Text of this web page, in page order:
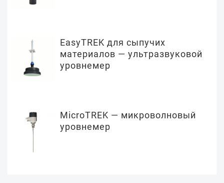
EasyTREK для сыпучих
материалов — ультразвуковой
уровнемер
MicroTREK — микроволновый
уровнемер